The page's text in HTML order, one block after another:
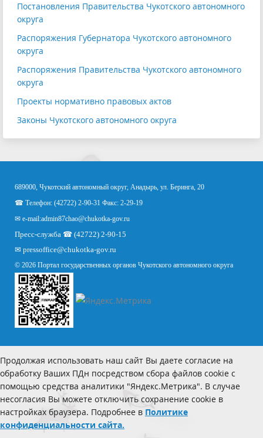
Постановления Правительства Чукотского автономного
округа
Распоряжения Губернатора Чукотского автономного
округа
Распоряжения Правительства Чукотского автономного
округа
Проекты нормативно правовых актов
Законы Чукотского автономного округа
689000, Чукотский автономный округ, Анадырь, ул. Беринга, 20
☎ Телефон: (42722) 2-90-31 Факс: 2-29-19
✉ e-mail:admin87chao@chukotka-gov.ru
Пресс-служба ☎ (42722) 2-90-15
✉ pressoffice@chukotka-gov.ru
© 2026 Портал государственных органов Чукотского автономного округа
Продолжая использовать наш сайт Вы даете согласие на
обработку Ваших ПДн посредством сбора файлов cookie с
помощью средства аналитики "Яндекс.Метрика". В случае
несогласия Вы можете отключить сохранение cookie в
настройках браузера. Подробнее в Политике
конфиденциальности сайта.